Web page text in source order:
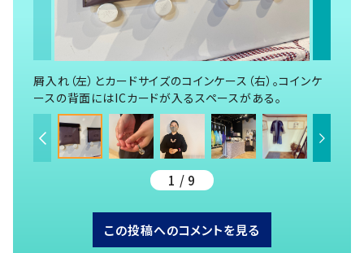
屑入れ（左）とカードサイズのコインケース（右）。コインケ
ースの背面にはICカードが入るスペースがある。
1 / 9
この投稿へのコメントを見る